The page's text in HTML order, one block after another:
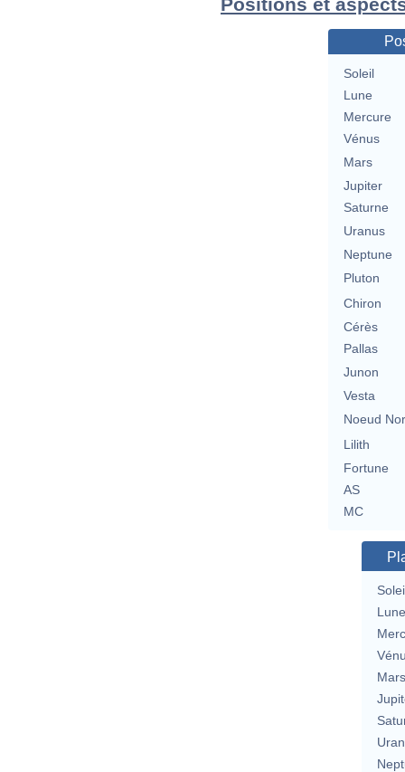
Positions et
Soleil
Lune
Mercure
Vénus
Mars
Jupiter
Saturne
Uranus
Neptune
Pluton
Chiron
Cérès
Pallas
Junon
Vesta
Noeud
Lilith
Fortune
AS
MC
Lune
Mars